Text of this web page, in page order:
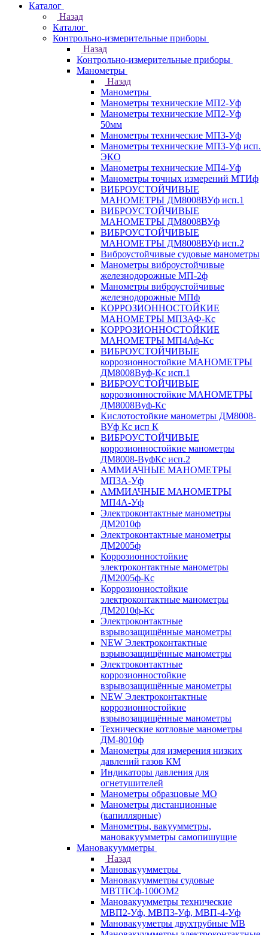
Каталог
Назад
Каталог
Контрольно-измерительные приборы
Назад
Контрольно-измерительные приборы
Манометры
Назад
Манометры
Манометры технические МП2-Уф
Манометры технические МП2-Уф
50мм
Манометры технические МП3-Уф
Манометры технические МП3-Уф исп.
ЭКО
Манометры технические МП4-Уф
Манометры точных измерений МТИф
ВИБРОУСТОЙЧИВЫЕ
МАНОМЕТРЫ ДМ8008ВУф исп.1
ВИБРОУСТОЙЧИВЫЕ
МАНОМЕТРЫ ДМ8008ВУф
ВИБРОУСТОЙЧИВЫЕ
МАНОМЕТРЫ ДМ8008ВУф исп.2
Виброустойчивые судовые манометры
Манометры виброустойчивые
железнодорожные МП-2ф
Манометры виброустойчивые
железнодорожные МПф
КОРРОЗИОННОСТОЙКИЕ
МАНОМЕТРЫ МП3АФ-Кс
КОРРОЗИОННОСТОЙКИЕ
МАНОМЕТРЫ МП4Аф-Кс
ВИБРОУСТОЙЧИВЫЕ
коррозионностойкие МАНОМЕТРЫ
ДМ8008Вуф-Кс исп.1
ВИБРОУСТОЙЧИВЫЕ
коррозионностойкие МАНОМЕТРЫ
ДМ8008Вуф-Кс
Кислотостойкие манометры ДМ8008-
ВУф Кс исп К
ВИБРОУСТОЙЧИВЫЕ
коррозионностойкие манометры
ДМ8008-ВуфКс исп.2
АММИАЧНЫЕ МАНОМЕТРЫ
МП3А-Уф
АММИАЧНЫЕ МАНОМЕТРЫ
МП4А-Уф
Электроконтактные манометры
ДМ2010ф
Электроконтактные манометры
ДМ2005ф
Коррозионностойкие
электроконтактные манометры
ДМ2005ф-Кс
Коррозионностойкие
электроконтактные манометры
ДМ2010ф-Кс
Электроконтактные
взрывозащищённые манометры
NEW Электроконтактные
взрывозащищённые манометры
Электроконтактные
коррозионностойкие
взрывозащищённые манометры
NEW Электроконтактные
коррозионностойкие
взрывозащищённые манометры
Технические котловые манометры
ДМ-8010ф
Манометры для измерения низких
давлений газов КМ
Индикаторы давления для
огнетушителей
Манометры образцовые МО
Манометры дистанционные
(капиллярные)
Манометры, вакуумметры,
мановакуумметры самопишущие
Мановакуумметры
Назад
Мановакуумметры
Мановакуумметры судовые
МВТПСф-100ОМ2
Мановакуумметры технические
МВП2-Уф, МВП3-Уф, МВП-4-Уф
Мановакууметры двухтрубные МВ